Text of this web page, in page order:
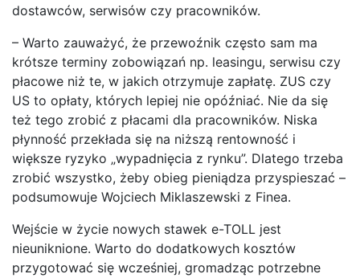
dostawców, serwisów czy pracowników.
– Warto zauważyć, że przewoźnik często sam ma
krótsze terminy zobowiązań np. leasingu, serwisu czy
płacowe niż te, w jakich otrzymuje zapłatę. ZUS czy
US to opłaty, których lepiej nie opóźniać. Nie da się
też tego zrobić z płacami dla pracowników. Niska
płynność przekłada się na niższą rentowność i
większe ryzyko „wypadnięcia z rynku”. Dlatego trzeba
zrobić wszystko, żeby obieg pieniądza przyspieszać –
podsumowuje Wojciech Miklaszewski z Finea.
Wejście w życie nowych stawek e-TOLL jest
nieuniknione. Warto do dodatkowych kosztów
przygotować się wcześniej, gromadząc potrzebne